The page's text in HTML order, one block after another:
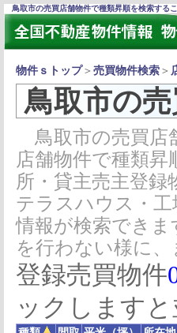
鳥取市の売買店舗物件で種類昇順を検索するこ
物件ｓトップ＞ 売買物件検索 ＞
鳥取市の
鳥取市の売買店
店舗物件で種類
所・貸主売主登
テラスハウス・
情報が検索でき
を行わない様に
登録売買物件
ックしますと